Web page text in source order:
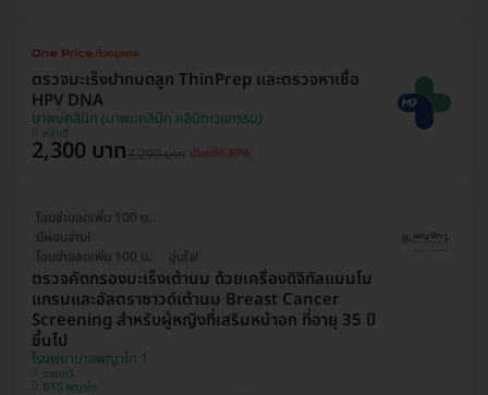
ตรวจมะเร็งปากมดลูก ThinPrep และตรวจหาเชื้อ
HPV DNA
มาพบคลินิก (มาพบคลินิก คลินิกเวชกรรม)
หลักสี่
2,300 บาท3,290 บาท ประหยัด 30%
โอนจ่ายลดเพิ่ม 100 บ.
มีผ่อนจ่าย!
โอนจ่ายลดเพิ่ม 100 บ.
อุ่นใจ!
ตรวจคัดกรองมะเร็งเต้านม ด้วยเครื่องดิจิทัลแมมโม
แกรมและอัลตราซาวด์เต้านม Breast Cancer
Screening สำหรับผู้หญิงที่เสริมหน้าอก ที่อายุ 35 ปี
ขึ้นไป
โรงพยาบาลพญาไท 1
ราชเทวี
BTS พญาไท